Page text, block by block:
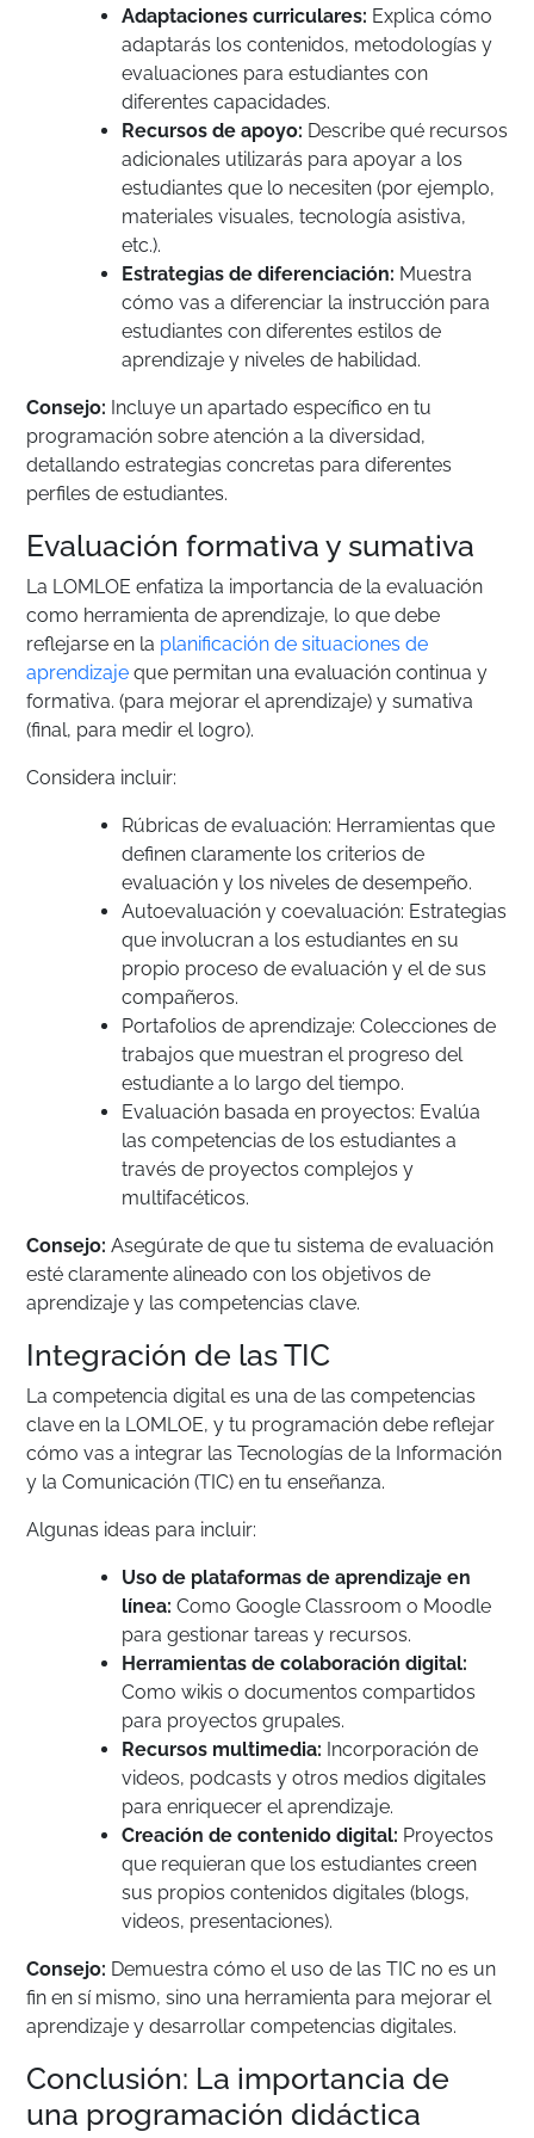
Adaptaciones curriculares: Explica cómo
adaptarás los contenidos, metodologías y
evaluaciones para estudiantes con
diferentes capacidades.
Recursos de apoyo: Describe qué recursos
adicionales utilizarás para apoyar a los
estudiantes que lo necesiten (por ejemplo,
materiales visuales, tecnología asistiva,
etc.).
Estrategias de diferenciación: Muestra
cómo vas a diferenciar la instrucción para
estudiantes con diferentes estilos de
aprendizaje y niveles de habilidad.
Consejo: Incluye un apartado específico en tu
programación sobre atención a la diversidad,
detallando estrategias concretas para diferentes
perfiles de estudiantes.
Evaluación formativa y sumativa
La LOMLOE enfatiza la importancia de la evaluación
como herramienta de aprendizaje, lo que debe
reflejarse en la planificación de situaciones de
aprendizaje que permitan una evaluación continua y
formativa. (para mejorar el aprendizaje) y sumativa
(final, para medir el logro).
Considera incluir:
Rúbricas de evaluación: Herramientas que
definen claramente los criterios de
evaluación y los niveles de desempeño.
Autoevaluación y coevaluación: Estrategias
que involucran a los estudiantes en su
propio proceso de evaluación y el de sus
compañeros.
Portafolios de aprendizaje: Colecciones de
trabajos que muestran el progreso del
estudiante a lo largo del tiempo.
Evaluación basada en proyectos: Evalúa
las competencias de los estudiantes a
través de proyectos complejos y
multifacéticos.
Consejo: Asegúrate de que tu sistema de evaluación
esté claramente alineado con los objetivos de
aprendizaje y las competencias clave.
Integración de las TIC
La competencia digital es una de las competencias
clave en la LOMLOE, y tu programación debe reflejar
cómo vas a integrar las Tecnologías de la Información
y la Comunicación (TIC) en tu enseñanza.
Algunas ideas para incluir:
Uso de plataformas de aprendizaje en
línea: Como Google Classroom o Moodle
para gestionar tareas y recursos.
Herramientas de colaboración digital:
Como wikis o documentos compartidos
para proyectos grupales.
Recursos multimedia: Incorporación de
videos, podcasts y otros medios digitales
para enriquecer el aprendizaje.
Creación de contenido digital: Proyectos
que requieran que los estudiantes creen
sus propios contenidos digitales (blogs,
videos, presentaciones).
Consejo: Demuestra cómo el uso de las TIC no es un
fin en sí mismo, sino una herramienta para mejorar el
aprendizaje y desarrollar competencias digitales.
Conclusión: La importancia de
una programación didáctica